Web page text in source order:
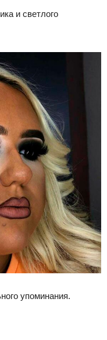
и светлого
упоминания.